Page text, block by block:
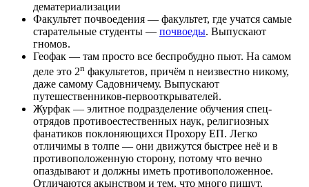
дематериализации
Факультет почвоедения — факультет, где учатся самые
старательные студенты — почвоеды. Выпускают
гномов.
Геофак — там просто все беспробудно пьют. На самом
деле это 2n факультетов, причём n неизвестно никому,
даже самому Садовничему. Выпускают
путешественников-первооткрывателей.
Журфак — элитное подразделение обучения спец-
отрядов противоестественных наук, религиозных
фанатиков поклоняющихся Прохору ЕП. Легко
отличимы в толпе — они движутся быстрее неё и в
противоположенную сторону, потому что вечно
опаздывают и должны иметь противоположенное.
Отличаются акынством и тем, что много пишут.